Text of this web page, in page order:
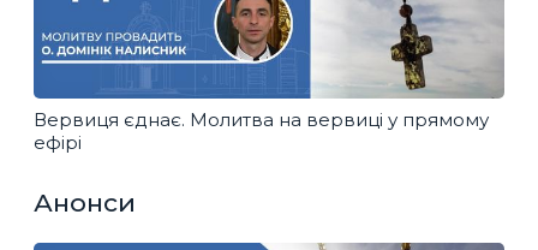
Вервиця єднає. Молитва на вервиці у прямому
ефірі
Анонси